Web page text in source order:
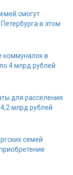
смогут
в этом
коммуналок в
4 млрд рублей
для расселения
млрд рублей
семей